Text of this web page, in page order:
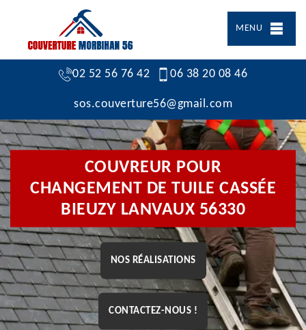
MENU
02 52 56 76 42 06 38 20 08 46
sos.couverture56@gmail.com
COUVREUR POUR
CHANGEMENT DE TUILE CASSÉE
BIEUZY LANVAUX 56330
NOS RÉALISATIONS
CONTACTEZ-NOUS !